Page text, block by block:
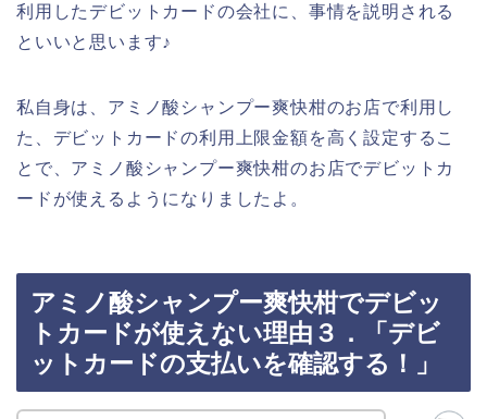
利用したデビットカードの会社に、事情を説明される
といいと思います♪
私自身は、アミノ酸シャンプー爽快柑のお店で利用し
た、デビットカードの利用上限金額を高く設定するこ
とで、アミノ酸シャンプー爽快柑のお店でデビットカ
ードが使えるようになりましたよ。
アミノ酸シャンプー爽快柑でデビッ
トカードが使えない理由３．「デビ
ットカードの支払いを確認する！」